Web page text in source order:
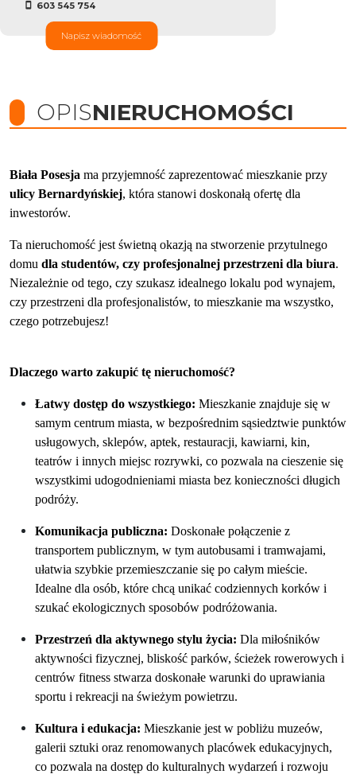
603 545 754
Napisz wiadomość
OPISNIERUCHOMOŚCI
Biała Posesja ma przyjemność zaprezentować mieszkanie przy
ulicy Bernardyńskiej, która stanowi doskonałą ofertę dla
inwestorów.
Ta nieruchomość jest świetną okazją na stworzenie przytulnego
domu dla studentów, czy profesjonalnej przestrzeni dla biura.
Niezależnie od tego, czy szukasz idealnego lokalu pod wynajem,
czy przestrzeni dla profesjonalistów, to mieszkanie ma wszystko,
czego potrzebujesz!
Dlaczego warto zakupić tę nieruchomość?
Łatwy dostęp do wszystkiego: Mieszkanie znajduje się w
samym centrum miasta, w bezpośrednim sąsiedztwie punktów
usługowych, sklepów, aptek, restauracji, kawiarni, kin,
teatrów i innych miejsc rozrywki, co pozwala na cieszenie się
wszystkimi udogodnieniami miasta bez konieczności długich
podróży.
Komunikacja publiczna: Doskonałe połączenie z
transportem publicznym, w tym autobusami i tramwajami,
ułatwia szybkie przemieszczanie się po całym mieście.
Idealne dla osób, które chcą unikać codziennych korków i
szukać ekologicznych sposobów podróżowania.
Przestrzeń dla aktywnego stylu życia: Dla miłośników
aktywności fizycznej, bliskość parków, ścieżek rowerowych i
centrów fitness stwarza doskonałe warunki do uprawiania
sportu i rekreacji na świeżym powietrzu.
Kultura i edukacja: Mieszkanie jest w pobliżu muzeów,
galerii sztuki oraz renomowanych placówek edukacyjnych,
co pozwala na dostęp do kulturalnych wydarzeń i rozwoju